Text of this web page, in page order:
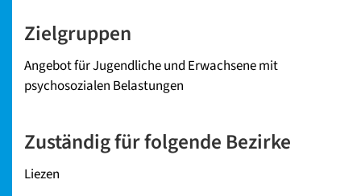
Zielgruppen
Angebot für Jugendliche und Erwachsene mit
psychosozialen Belastungen
Zuständig für folgende Bezirke
Liezen